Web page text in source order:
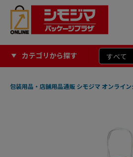
カテゴリから探す
包装用品・店舗用品通販 シモジマ オンライ